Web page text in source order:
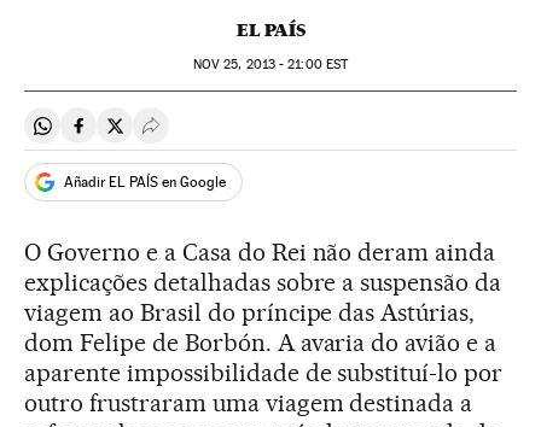
EL PAÍS
NOV 25, 2013 - 21:00EST
Compartir en Whatsapp
Compartir en Facebook
Compartir en Twitter
Desplegar Redes Sociales
Añadir EL PAÍS en Google
O Governo e a Casa do Rei não deram ainda
explicações detalhadas sobre a suspensão da
viagem ao Brasil do príncipe das Astúrias,
dom Felipe de Borbón. A avaria do avião e a
aparente impossibilidade de substituí-lo por
outro frustraram uma viagem destinada a